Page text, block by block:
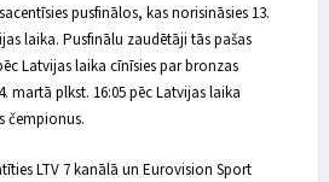
pusfinālos, kas norisināsies 13.
laika. Pusfinālu zaudētāji tās pašas
Latvijas laika cīnīsies par bronzas
martā plkst. 16:05 pēc Latvijas laika
čempionus.
LTV 7 kanālā un Eurovision Sport